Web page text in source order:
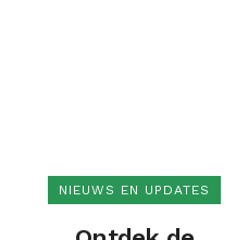
NIEUWS EN UPDATES